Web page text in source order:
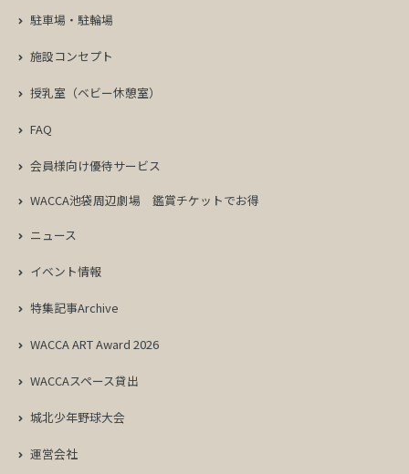
駐車場・駐輪場
施設コンセプト
授乳室（ベビー休憩室）
FAQ
会員様向け優待サービス
WACCA池袋周辺劇場 鑑賞チケットでお得
ニュース
イベント情報
特集記事Archive
WACCA ART Award 2026
WACCAスペース貸出
城北少年野球大会
運営会社